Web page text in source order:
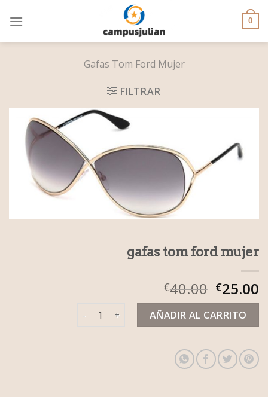
0
Gafas Tom Ford Mujer
FILTRAR
gafas tom ford mujer
€40.00 €25.00
gafas tom ford mujer cantidad
AÑADIR AL CARRITO